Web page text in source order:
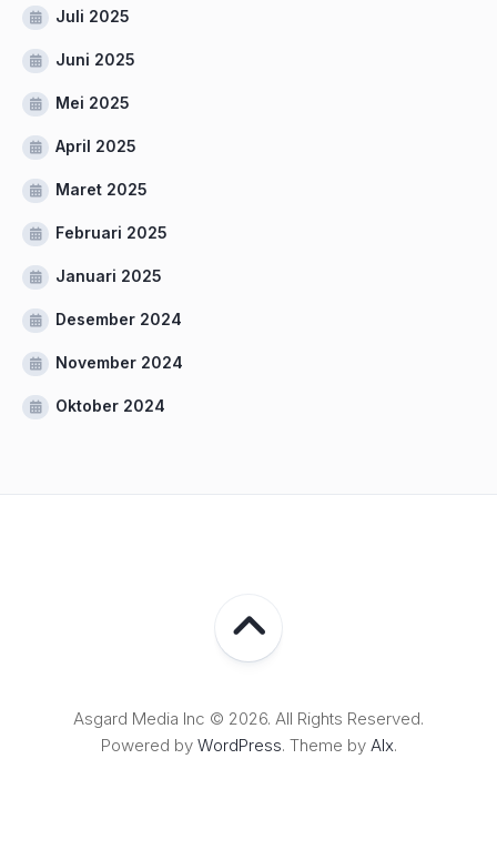
Juli 2025
Juni 2025
Mei 2025
April 2025
Maret 2025
Februari 2025
Januari 2025
Desember 2024
November 2024
Oktober 2024
Asgard Media Inc © 2026. All Rights Reserved.
Powered by WordPress. Theme by Alx.